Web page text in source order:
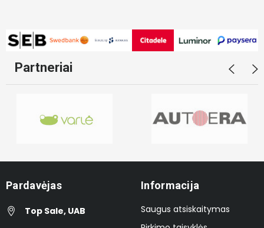
Partneriai
Pardavėjas
Top Sale, UAB
Informacija
Saugus atsiskaitymas